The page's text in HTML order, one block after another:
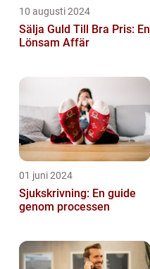
10 augusti 2024
Sälja Guld Till Bra Pris: En
Lönsam Affär
01 juni 2024
Sjukskrivning: En guide
genom processen